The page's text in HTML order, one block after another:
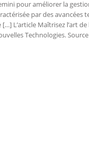
pour améliorer la
par des avancées
[…] L’article Maîtrisez l’art
Technologies. Source